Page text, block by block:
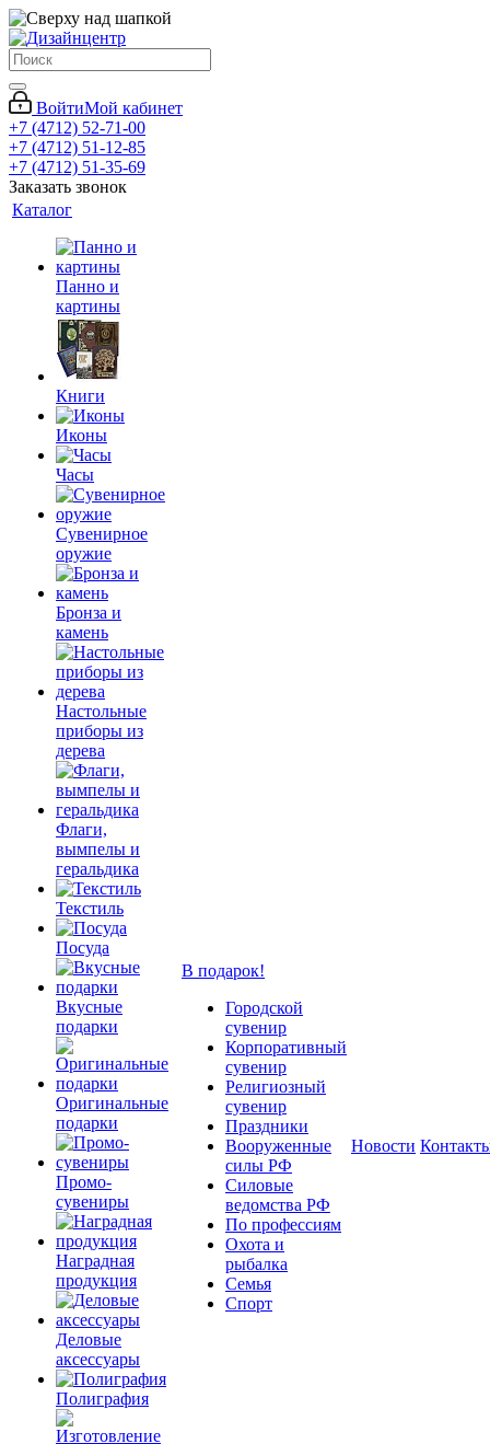
ВойтиМой кабинет
+7 (4712) 52-71-00
+7 (4712) 51-12-85
+7 (4712) 51-35-69
Заказать звонок
Каталог
Панно и
картины
Книги
Иконы
Часы
Сувенирное
оружие
Бронза и
камень
Настольные
приборы из
дерева
Флаги,
вымпелы и
геральдика
Текстиль
Посуда
Вкусные
подарки
Оригинальные
подарки
Промо-
сувениры
Наградная
продукция
Деловые
аксессуары
Полиграфия
В подарок!
Городской
сувенир
Корпоративный
сувенир
Религиозный
сувенир
Праздники
Вооруженные
силы РФ
Силовые
ведомства РФ
По профессиям
Охота и
рыбалка
Семья
Спорт
Новости